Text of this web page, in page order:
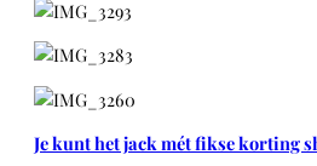
Je kunt het jack mét fikse korting